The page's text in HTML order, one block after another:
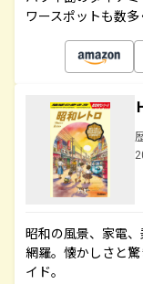
ワースポットも数
昭和の風景、家電
網羅。懐かしさと
イド。